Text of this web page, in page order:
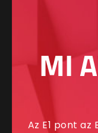
MI
Az E1 pont